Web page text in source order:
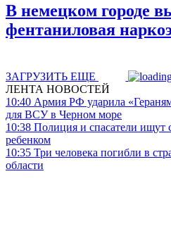
В немецком городе
фентаниловая
ЗАГРУЗИТЬ ЕЩЕ
ЛЕНТА НОВОСТЕЙ
10:40 Армия РФ ударила
для ВСУ в Черном море
10:38 Полиция и спасатели ищут
ребенком
10:35 Три человека погибли в
области